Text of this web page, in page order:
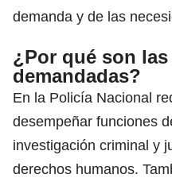
demanda y de las
¿Por qué son las
demandadas?
En la Policía Nacional
desempeñar funciones
investigación criminal y
derechos humanos.